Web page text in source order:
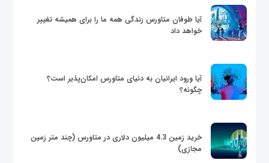
آیا طوفان متاورس زندگی همه ما را برای همیشه تغییر
خواهد داد
آیا ورود ایرانیان به دنیای متاورس امکان‌پذیر است؟
چگونه؟
خرید زمین 4.3 میلیون دلاری در متاورس (چند متر زمین
مجازی)